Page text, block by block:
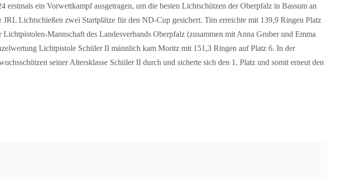
ein Vorwettkampf ausgetragen, um die besten Lichtschützen der Oberpfalz in Bassum an
Lichtschießen zwei Startplätze für den ND-Cup gesichert. Tim erreichte mit 139,9 Ringen Platz
Mannschaft des Landesverbands Oberpfalz (zusammen mit Anna Gruber und Emma
Lichtpistole Schüler II männlich kam Moritz mit 151,3 Ringen auf Platz 6. In der
seiner Altersklasse Schüler II durch und sicherte sich den 1. Platz und somit erneut den